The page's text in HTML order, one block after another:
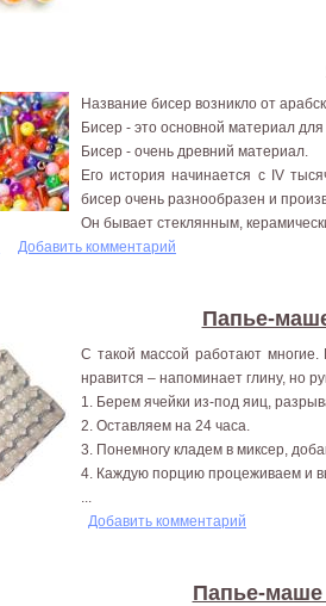
Название бисер возникло от
Бисер - это основной материал
Бисер - очень древний материал.
Его история начинается с IV
бисер очень разнообразен и
Он бывает стеклянным,
Добавить комментарий
Папье-
С такой массой работают
нравится – напоминает глину, но
1. Берем ячейки из-под яиц,
2. Оставляем на 24 часа.
3. Понемногу кладем в миксер,
4. Каждую порцию процеживаем и
Добавить комментарий
Папье-маше